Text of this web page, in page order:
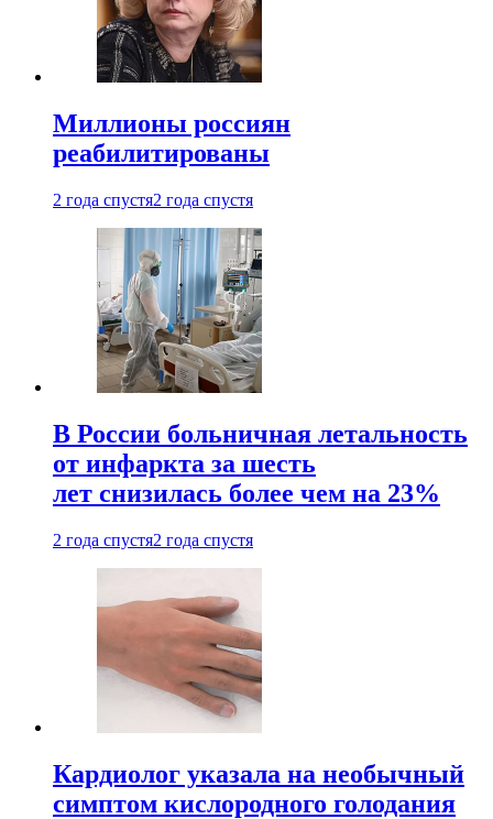
Миллионы россиян
реабилитированы
2 года спустя2 года спустя
В России больничная летальность
от инфаркта за шесть
лет снизилась более чем на 23%
2 года спустя2 года спустя
Кардиолог указала на необычный
симптом кислородного голодания